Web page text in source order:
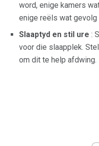
word, enige kamers
enige reëls wat gevolg
Slaaptyd en stil ure :
voor die slaapplek.
om dit te help afdwing.